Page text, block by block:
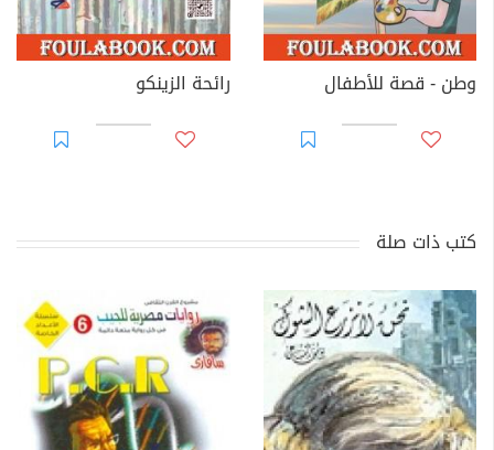
وطن - قصة للأطفال رائحة الزينكو
كتب ذات صلة